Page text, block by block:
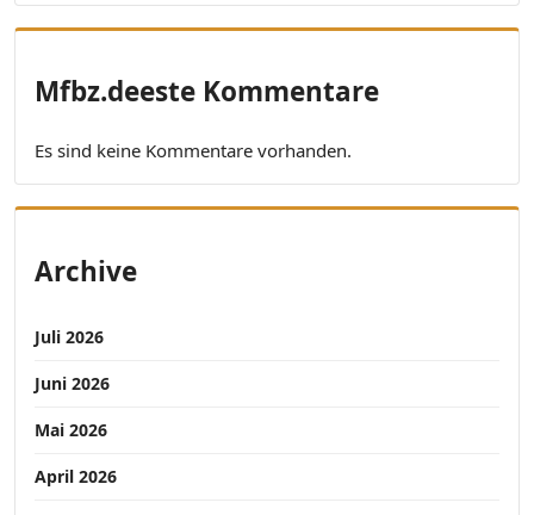
Mfbz.deeste Kommentare
Es sind keine Kommentare vorhanden.
Archive
Juli 2026
Juni 2026
Mai 2026
April 2026